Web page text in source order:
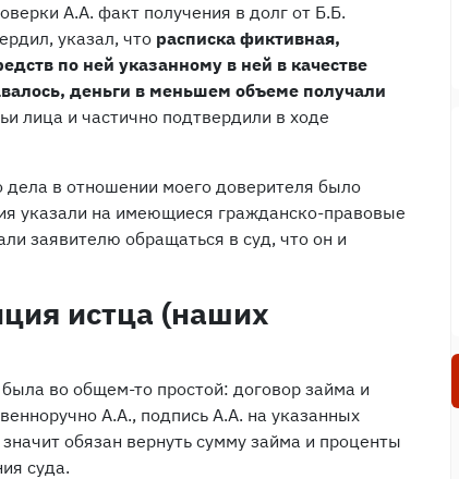
А.А. факт получения в долг от Б.Б.
указал, что расписка фиктивная,
по ней указанному в ней в качестве
деньги в меньшем объеме получали
лица и частично подтвердили в ходе
дела в отношении моего доверителя было
указали на имеющиеся гражданско-правовые
заявителю обращаться в суд, что он и
истца (наших
во общем-то простой: договор займа и
А.А., подпись А.А. на указанных
обязан вернуть сумму займа и проценты
суда.